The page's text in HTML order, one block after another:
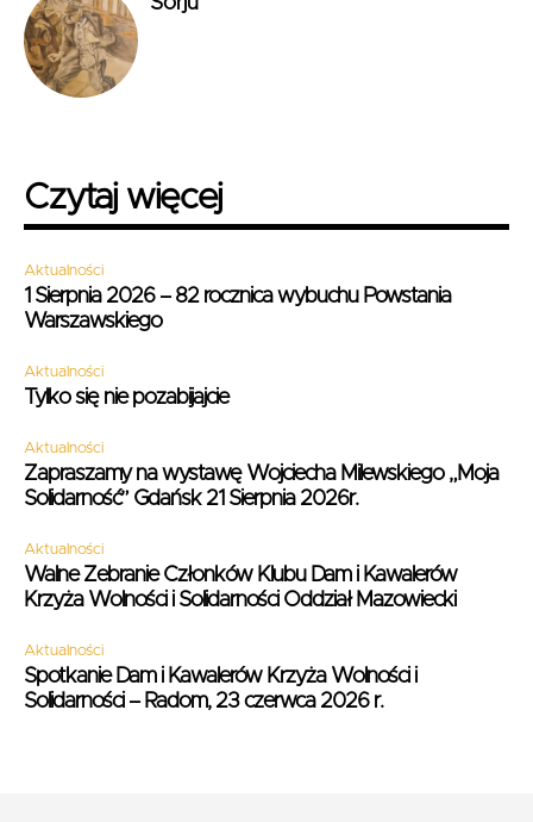
Czytaj więcej
Aktualności
1 Sierpnia 2026 – 82 rocznica wybuchu Powstania
Warszawskiego
Aktualności
Tylko się nie pozabijajcie
Aktualności
Zapraszamy na wystawę Wojciecha Milewskiego „Moja
Solidarność” Gdańsk 21 Sierpnia 2026r.
Aktualności
Walne Zebranie Członków Klubu Dam i Kawalerów
Krzyża Wolności i Solidarności Oddział Mazowiecki
Aktualności
Spotkanie Dam i Kawalerów Krzyża Wolności i
Solidarności – Radom, 23 czerwca 2026 r.